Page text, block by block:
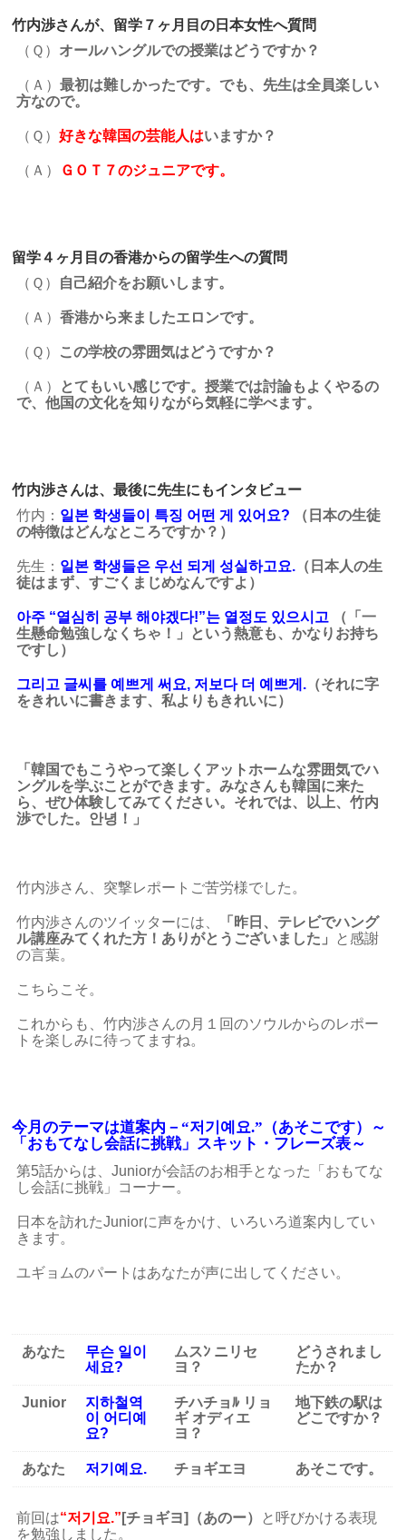
竹内渉さんが、留学７ヶ月目の日本女性へ質問
（Ｑ） オールハングルでの授業はどうですか？
（Ａ）最初は難しかったです。でも、先生は全員楽しい
方なので。
（Ｑ）好きな韓国の芸能人はいますか？
（Ａ） ＧＯＴ７のジュニアです。
留学４ヶ月目の香港からの留学生への質問
（Ｑ） 自己紹介をお願いします。
（Ａ）香港から来ましたエロンです。
（Ｑ） この学校の雰囲気はどうですか？
（Ａ） とてもいい感じです。授業では討論もよくやるの
で、他国の文化を知りながら気軽に学べます。
竹内渉さんは、最後に先生にもインタビュー
竹内： 일본 학생들이 특징 어떤 게 있어요? （日本の生徒
の特徴はどんなところですか？）
先生： 일본 학생들은 우선 되게 성실하고요. （日本人の生
徒はまず、すごくまじめなんですよ）
아주 “열심히 공부 해야겠다!”는 열정도 있으시고 （「一
生懸命勉強しなくちゃ！」という熱意も、かなりお持ち
ですし）
그리고 글씨를 예쁘게 써요, 저보다 더 예쁘게. （それに字
をきれいに書きます、私よりもきれいに）
「韓国でもこうやって楽しくアットホームな雰囲気でハ
ングルを学ぶことができます。みなさんも韓国に来た
ら、ぜひ体験してみてください。それでは、以上、竹内
渉でした。안녕！」
竹内渉さん、突撃レポートご苦労様でした。
竹内渉さんのツイッターには、
「昨日、テレビでハング
ル講座みてくれた方！ありがとうございました」
と感謝
の言葉。
こちらこそ。
これからも、竹内渉さんの月１回のソウルからのレポー
トを楽しみに待ってますね。
今月のテーマは道案内－“저기예요.”（あそこです）～
「おもてなし会話に挑戦」スキット・フレーズ表～
第5話からは、Juniorが会話のお相手となった「おもてな
し会話に挑戦」コーナー。
日本を訪れたJuniorに声をかけ、いろいろ道案内してい
きます。
ユギョムのパートはあなたが声に出してください。
あなた
무슨 일이
세요?
ムスﾝ ニリセ
ヨ？
どうされまし
たか？
Junior
지하철역
이 어디예
요?
チハチョﾙ リョ
ギ オディエ
ヨ？
地下鉄の駅は
どこですか？
あなた 저기예요. チョギエヨ あそこです。
前回は“저기요.” [チョギヨ]（あのー）
と呼びかける表現
を勉強しました。